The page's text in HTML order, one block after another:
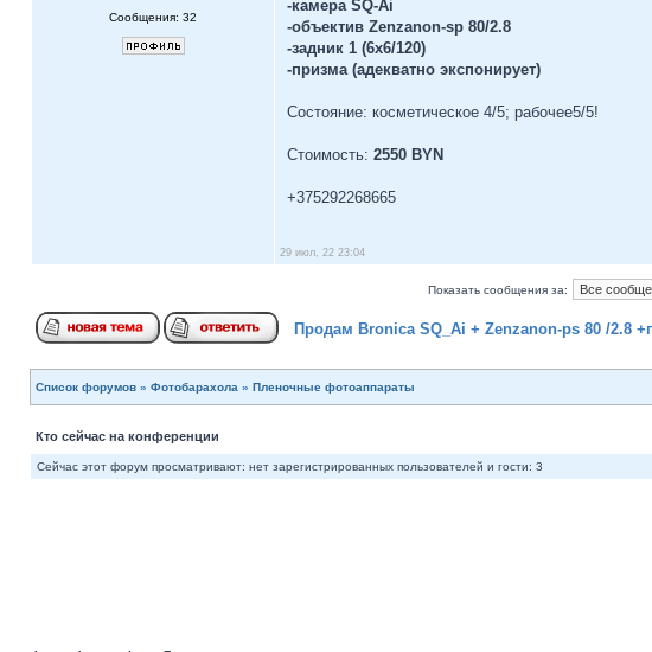
Сообщения: 32
-камера SQ-Ai
-объектив Zenzanon-sp 80/2.8
-задник 1 (6х6/120)
-призма (адекватно экспонирует)
Состояние: косметическое 4/5; рабочее5/5!
Стоимость: 2550 BYN
+375292268665
29 июл, 22 23:04
Показать сообщения за:
Продам Bronica SQ_Ai + Zenzanon-ps 80 /2.8
Список форумов » Фотобарахола » Пленочные фотоаппараты
Кто сейчас на конференции
Сейчас этот форум просматривают: нет зарегистрированных пользователей и гости: 3